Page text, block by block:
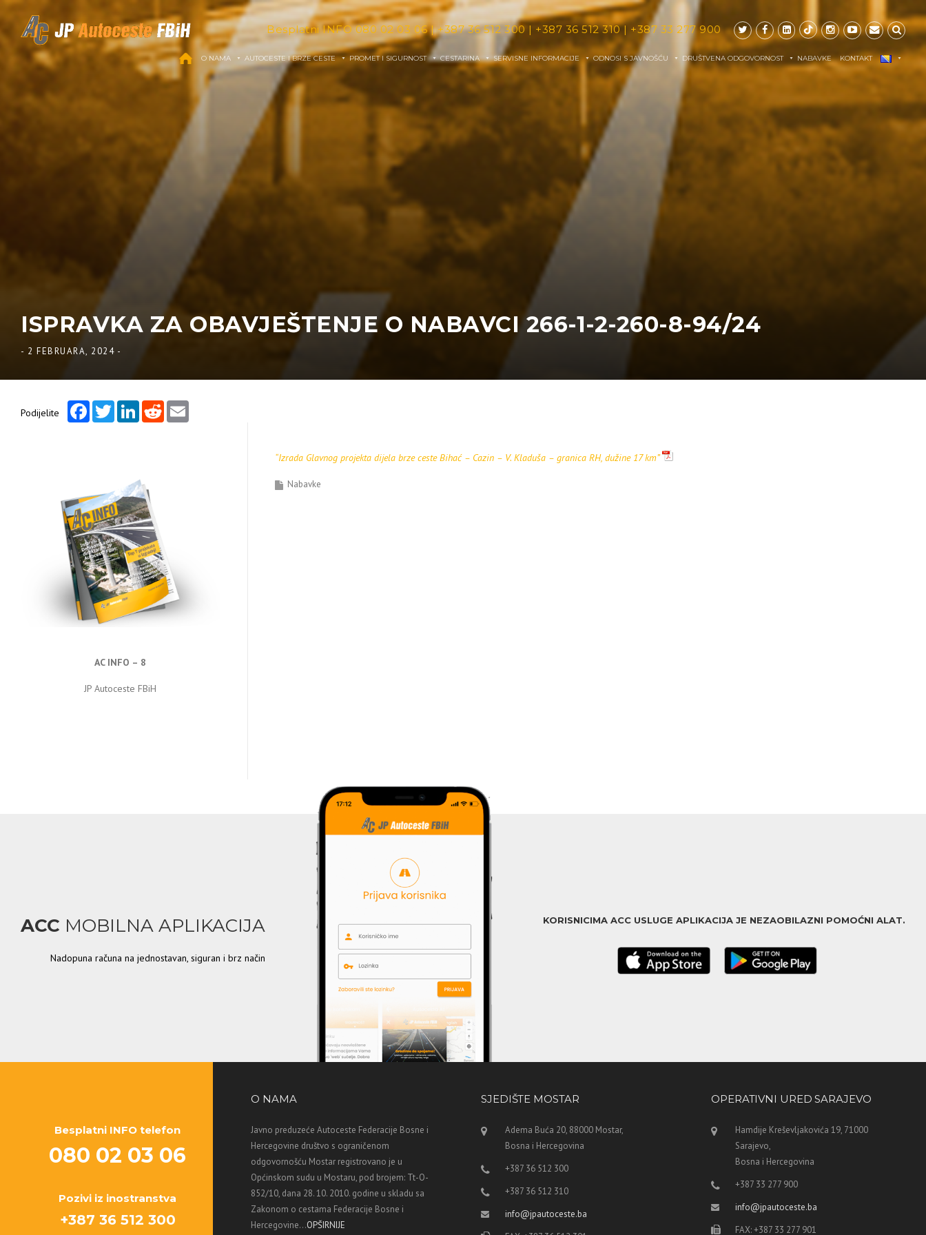
Skip to content
Besplatni INFO080 02 03 06|+387 36 512 300 | +387 36 512 310| +387 33 277 900
O NAMA AUTOCESTE I BRZE CESTE PROMET I SIGURNOST CESTARINA SERVISNE INFORMACIJE ODNOSI S JAVNOŠĆU DRUŠTVENA ODGOVORNOST NABAVKE KONTAKT
ISPRAVKA ZA OBAVJEŠTENJE O NABAVCI 266-1-2-260-8-94/24
- 2 FEBRUARA, 2024 -
Podijelite
FacebookTwitterLinkedInReddit
“Izrada Glavnog projekta dijela brze ceste Bihać – Cazin – V. Kladuša – granica RH, dužine 17 km”
Nabavke
AC INFO – 8
JP Autoceste FBiH
ACC MOBILNA APLIKACIJA
Nadopuna računa na jednostavan, siguran i brz način
KORISNICIMA ACC USLUGE APLIKACIJA JE NEZAOBILAZNI POMOĆNI ALAT.
Besplatni INFO telefon
080 02 03 06
Pozivi iz inostranstva
+387 36 512 300
O NAMA
Javno preduzeće Autoceste Federacije Bosne i
Hercegovine društvo s ograničenom
odgovornošću Mostar registrovano je u
Općinskom sudu u Mostaru, pod brojem: Tt-O-
852/10, dana 28. 10. 2010. godine u skladu sa
Zakonom o cestama Federacije Bosne i
Hercegovine...OPŠIRNIJE
SJEDIŠTE MOSTAR
Adema Buća 20, 88000 Mostar,
Bosna i Hercegovina
+387 36 512 300
+387 36 512 310
info@jpautoceste.ba
OPERATIVNI URED SARAJEVO
Hamdije Kreševljakovića 19, 71000
Sarajevo,
Bosna i Hercegovina
+387 33 277 900
info@jpautoceste.ba
FAX: +387 33 277 901